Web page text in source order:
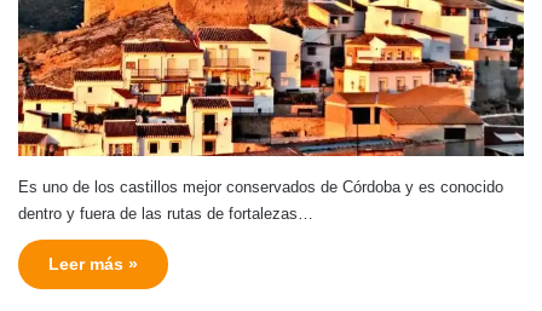
Es uno de los castillos mejor conservados de Córdoba y es conocido
dentro y fuera de las rutas de fortalezas…
Leer más »